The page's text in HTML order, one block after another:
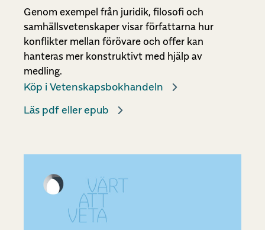
Genom exempel från juridik, filosofi och
samhällsvetenskaper visar författarna hur
konflikter mellan förövare och offer kan
hanteras mer konstruktivt med hjälp av
medling.
Köp i Vetenskapsbokhandeln
Läs pdf eller epub